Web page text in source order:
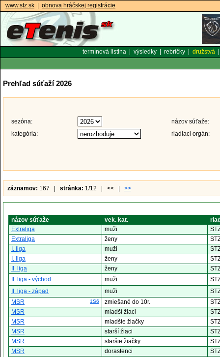
www.stz.sk obnova hráčskej registrácie
termínová listina| výsledky| rebríčky| družstvá
Prehľad súťaží 2026
sezóna:
názov súťaže:
kategória:
riadiaci orgán:
záznamov: 167 | stránka: 1/12 | << | >>
názov súťaže vek. kat.
Extraliga
muži
Extraliga
ženy
I. liga
muži
I. liga
ženy
II. liga
ženy
II. liga - východ
muži
II. liga - západ
muži
1S6
MSR zmiešané do 10r.
MSR
mladší žiaci
MSR
mladšie žiačky
MSR
starší žiaci
MSR
staršie žiačky
MSR
dorastenci